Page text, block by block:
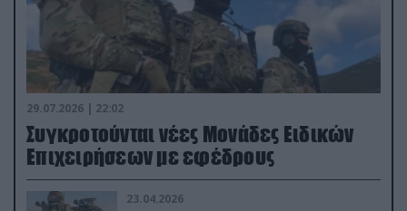
29.07.2026 | 22:02
Συγκροτούνται νέες Μονάδες Ειδικών
Επιχειρήσεων με εφέδρους
23.04.2026